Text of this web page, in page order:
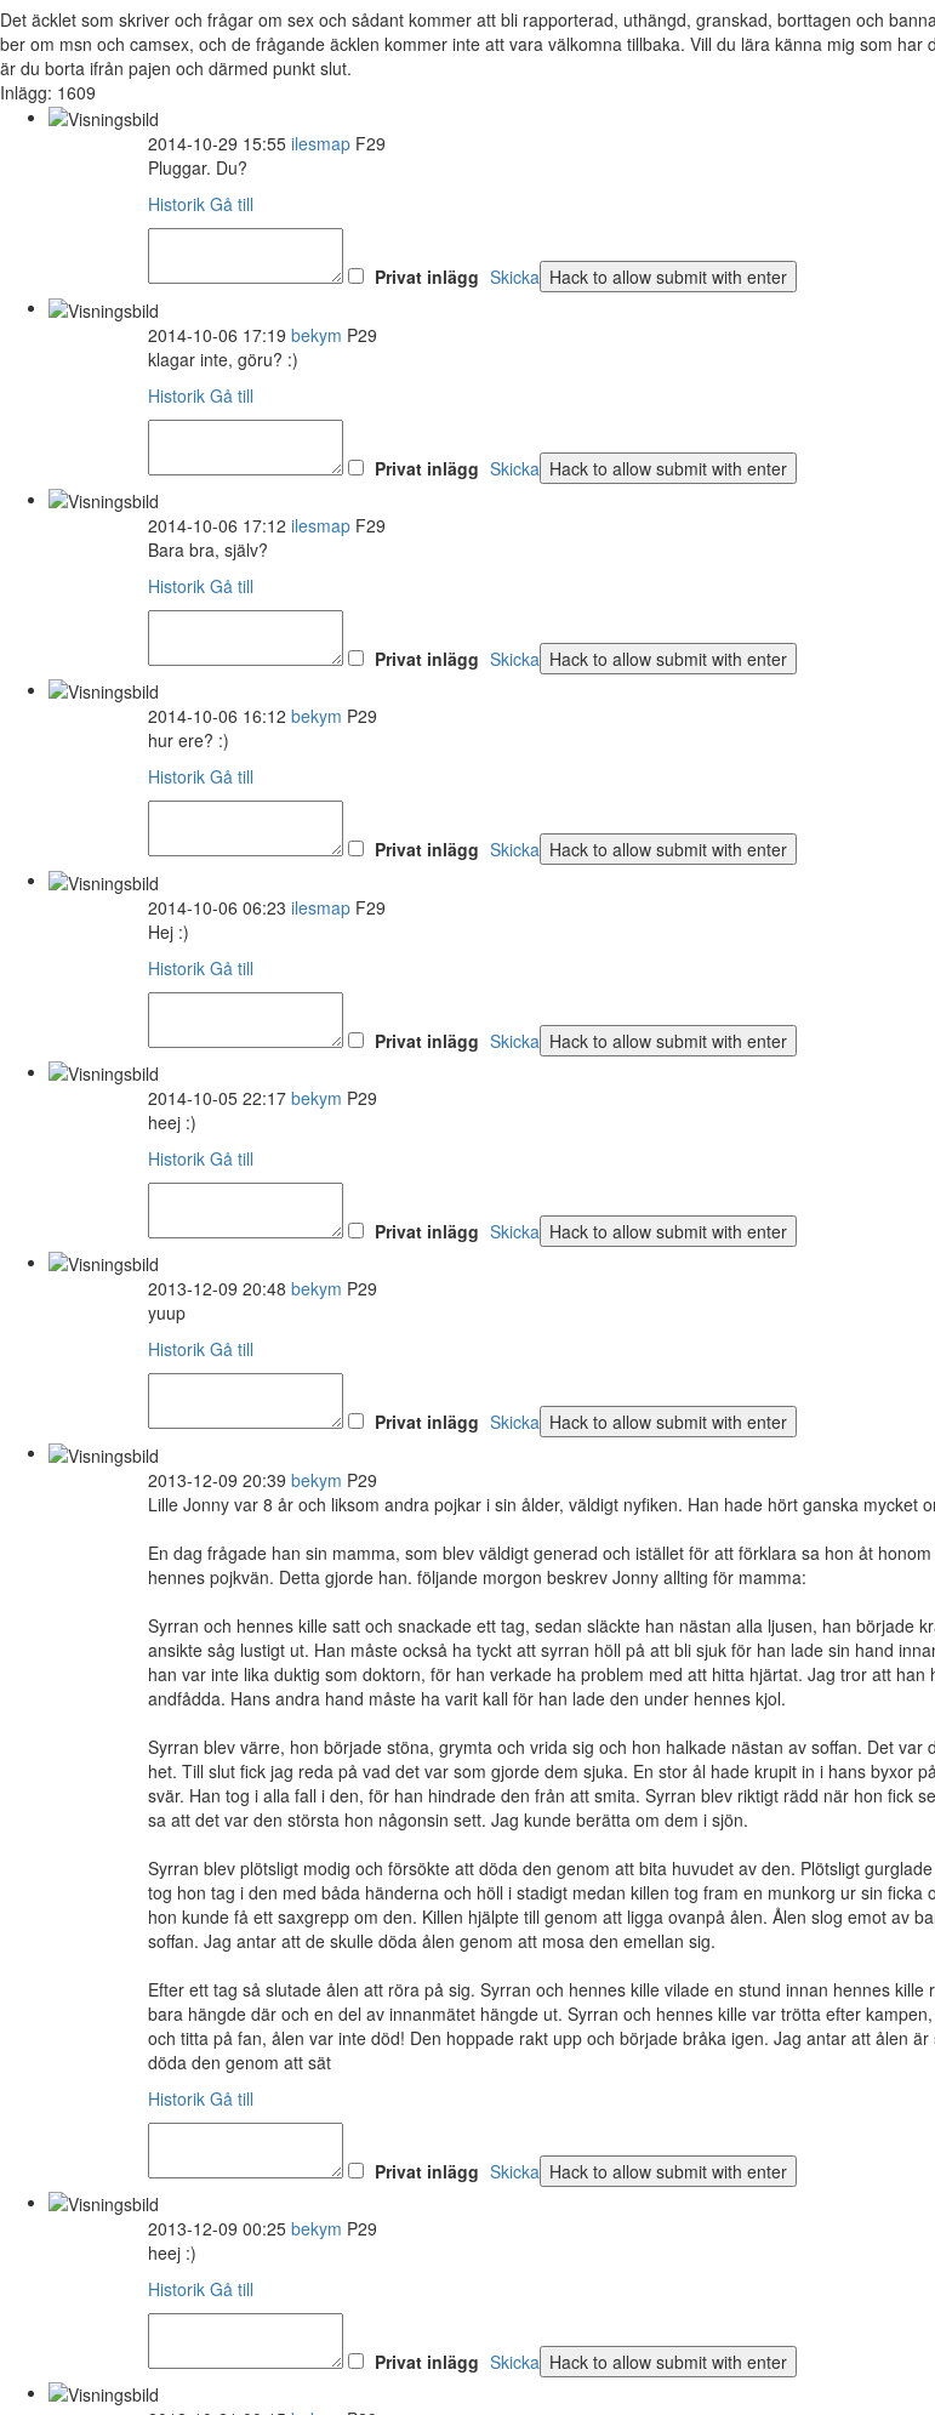
Det äcklet som skriver och frågar om sex och sådant kommer att bli rapporterad, uthängd, granskad, borttagen och
ber om msn och camsex, och de frågande äcklen kommer inte att vara välkomna tillbaka. Vill du lära känna mig som
är du borta ifrån pajen och därmed punkt slut.
Inlägg: 1609
2014-10-29 15:55 ilesmap F29
Pluggar. Du?
Historik Gå till
Privat inlägg Skicka
2014-10-06 17:19 bekym P29
klagar inte, göru? :)
Historik Gå till
Privat inlägg Skicka
2014-10-06 17:12 ilesmap F29
Bara bra, själv?
Historik Gå till
Privat inlägg Skicka
2014-10-06 16:12 bekym P29
hur ere? :)
Historik Gå till
Privat inlägg Skicka
2014-10-06 06:23 ilesmap F29
Hej :)
Historik Gå till
Privat inlägg Skicka
2014-10-05 22:17 bekym P29
heej :)
Historik Gå till
Privat inlägg Skicka
2013-12-09 20:48 bekym P29
yuup
Historik Gå till
Privat inlägg Skicka
2013-12-09 20:39 bekym P29
Lille Jonny var 8 år och liksom andra pojkar i sin ålder, väldigt nyfiken. Han hade hört ganska
En dag frågade han sin mamma, som blev väldigt generad och istället för att förklara sa hon åt
hennes pojkvän. Detta gjorde han. följande morgon beskrev Jonny allting för mamma:
Syrran och hennes kille satt och snackade ett tag, sedan släckte han nästan alla ljusen, han började
ansikte såg lustigt ut. Han måste också ha tyckt att syrran höll på att bli sjuk för han lade sin hand
han var inte lika duktig som doktorn, för han verkade ha problem med att hitta hjärtat. Jag tror att
andfådda. Hans andra hand måste ha varit kall för han lade den under hennes kjol.
Syrran blev värre, hon började stöna, grymta och vrida sig och hon halkade nästan av soffan. Det
het. Till slut fick jag reda på vad det var som gjorde dem sjuka. En stor ål hade krupit in i hans byxor
svär. Han tog i alla fall i den, för han hindrade den från att smita. Syrran blev riktigt rädd när hon fick
sa att det var den största hon någonsin sett. Jag kunde berätta om dem i sjön.
Syrran blev plötsligt modig och försökte att döda den genom att bita huvudet av den. Plötsligt
tog hon tag i den med båda händerna och höll i stadigt medan killen tog fram en munkorg ur sin
hon kunde få ett saxgrepp om den. Killen hjälpte till genom att ligga ovanpå ålen. Ålen slog emot av
soffan. Jag antar att de skulle döda ålen genom att mosa den emellan sig.
Efter ett tag så slutade ålen att röra på sig. Syrran och hennes kille vilade en stund innan hennes
bara hängde där och en del av innanmätet hängde ut. Syrran och hennes kille var trötta efter
och titta på fan, ålen var inte död! Den hoppade rakt upp och började bråka igen. Jag antar att ålen
döda den genom att sät
Historik Gå till
Privat inlägg Skicka
2013-12-09 00:25 bekym P29
heej :)
Historik Gå till
Privat inlägg Skicka